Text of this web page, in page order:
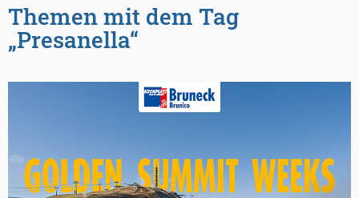
Themen mit dem Tag
„Presanella“